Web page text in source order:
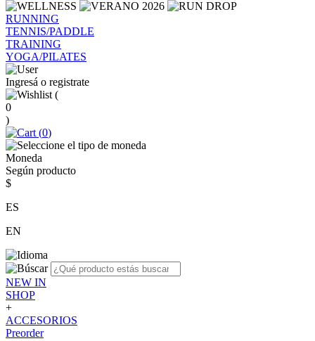
RUNNING
TENNIS/PADDLE
TRAINING
YOGA/PILATES
Ingresá o registrate
(
0
)
(0)
Moneda
Según producto
$
ES
EN
NEW IN
SHOP
+
ACCESORIOS
Preorder